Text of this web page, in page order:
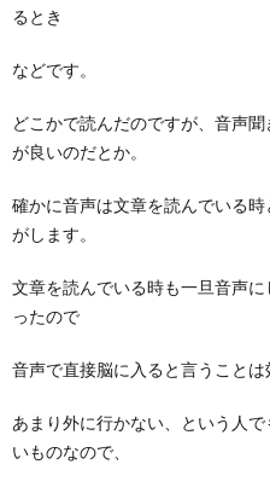
るとき
などです。
どこかで読んだのですが、音声
が良いのだとか。
確かに音声は文章を読んでいる
がします。
文章を読んでいる時も一旦音声
ったので
音声で直接脳に入ると言うことは
あまり外に行かない、という人
いものなので、